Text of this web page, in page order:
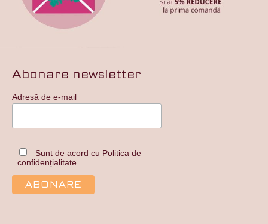
Abonare newsletter
Adresă de e-mail
Sunt de acord cu Politica de
confidențialitate